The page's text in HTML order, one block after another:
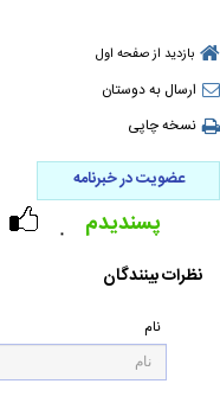
بازدید از صفحه اول
ارسال به دوستان
نسخه چاپی
عضویت در خبرنامه
۰ پسندیدم
نظرات بینندگان
نام